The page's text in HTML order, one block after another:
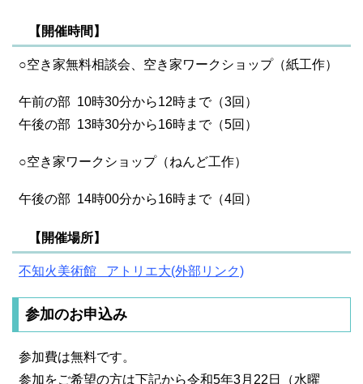
【開催時間】
○空き家無料相談会、空き家ワークショップ（紙工作）
午前の部 10時30分から12時まで（3回）
午後の部 13時30分から16時まで（5回）
○空き家ワークショップ（ねんど工作）
午後の部 14時00分から16時まで（4回）
【開催場所】
不知火美術館 アトリエ大(外部リンク)
参加のお申込み
参加費は無料です。
参加をご希望の方は下記から令和5年3月22日（水曜